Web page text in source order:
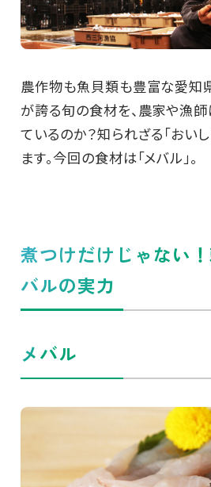
農作物も魚貝類も豊富な愛知
が誇る旬の食材を、農家や漁
ているのか？知られざる「おい
ます。今回の食材は「メバル」。
煮つけだけじゃない
バルの実力
メバル